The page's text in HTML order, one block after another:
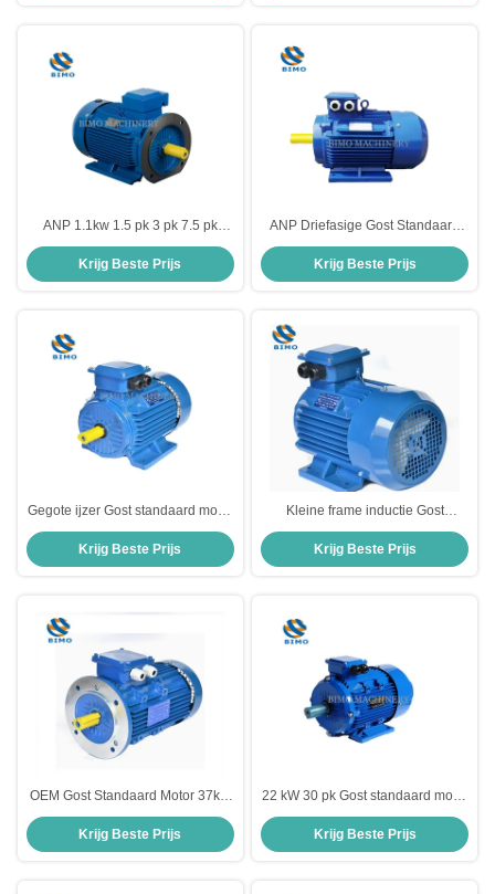
ANP 1.1kw 1.5 pk 3 pk 7.5 pk
Kleine basis Hoog vermogen
2840 tpm Gost motor 20 pk 15 pk
10 pk 3 fase motor
Krijg Beste Prijs
ANP Driefasige Gost Standaard
Motor 11kw 15kw 18.5kw
Elektromotor Voor Rusland
Oekraïne
Krijg Beste Prijs
Gegote ijzer Gost standaard motor
3kw 4HP AC Driefasige
asynchrone inductie elektromotor
Krijg Beste Prijs
Kleine frame inductie Gost
standaard motor 380V IP55
Asynchrone wisselstroom
elektromotor
Krijg Beste Prijs
OEM Gost Standaard Motor 37kw
50HP 220V 380V Driefasige
wisselstroominductiemotor voor
waterpomp
Krijg Beste Prijs
22 kW 30 pk Gost standaard motor
driefasige inductie asynchrone
motor
Krijg Beste Prijs